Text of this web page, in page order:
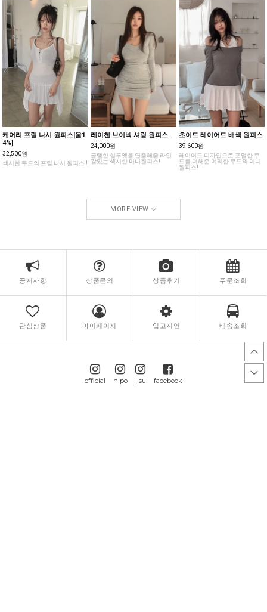
케어리 프릴 나시 원피스[울1
4%]
32,500원
섹시한 무드의 프릴 나시 원피스 !
레이첸 브이넥 셔링 원피스
24,000원
글램한 실루엣을 연출해줄 라인
감있는 섹시한 미니원피스!
초이드 레이어드 배색 원피스
39,600원
레이어드 디자인으로 포멀한 무
드를 더해준 여리한 무드의 미니
원피스!
MORE VIEW
공지사항 상품문의 상품후기 주문조회
관심상품 마이페이지 입고지연 배송조회
official hipo jisu facebook